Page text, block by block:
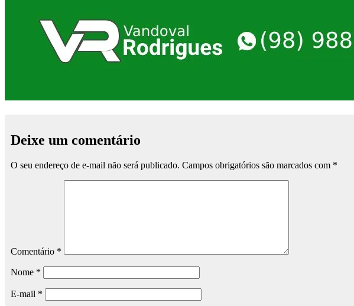
Deixe um comentário
O seu endereço de e-mail não será publicado. Campos obrigatórios são marcados com *
Comentário *
Nome *
E-mail *